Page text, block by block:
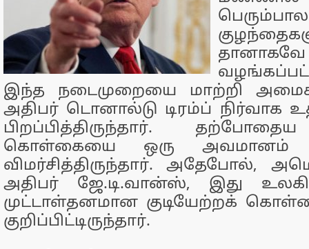
இந்த நடைமுறையை மாற்றி
அதிபர் டொனால்டு டிரம்ப் நிர்வாக
பிறப்பித்திருந்தார். தற்போதைய
கொள்கையை ஒரு அவமானம்
விமர்சித்திருந்தார். அதேபோல்,
அதிபர் ஜே.டி.வான்ஸ், இது
முட்டாள்தனமான குடியேற்றக்
குறிப்பிட்டிருந்தார்.